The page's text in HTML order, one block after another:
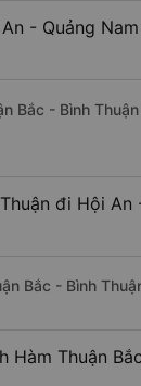
- Quảng
Bắc - Bình
đi Hội An
Bắc - Bình
Hàm Thuận